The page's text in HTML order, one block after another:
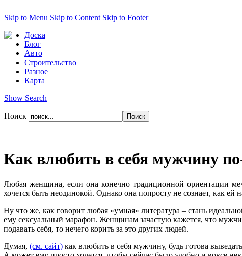
Skip to Menu Skip to Content Skip to Footer
Доска
Блог
Авто
Строительство
Разное
Карта
Show Search
Поиск
Как влюбить в себя мужчину
Любая женщина, если она конечно традиционной ориентации
хочется быть неодинокой. Однако она попросту не сознает, как
Ну что же, как говорит любая «умная» литература – стань
ему сексуальный марафон. Женщинам зачастую кажется, что
подавать себя, то нечего корить за это других людей.
Думая, (см. сайт) как влюбить в себя мужчину, будь готова